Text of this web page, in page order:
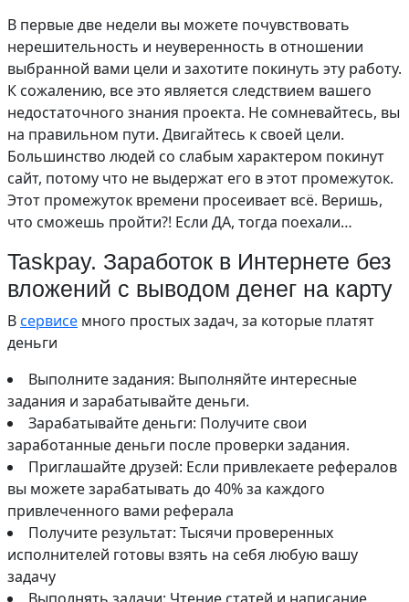
В первые две недели вы можете почувствовать
нерешительность и неуверенность в отношении
выбранной вами цели и захотите покинуть эту работу.
К сожалению, все это является следствием вашего
недостаточного знания проекта. Не сомневайтесь, вы
на правильном пути. Двигайтесь к своей цели.
Большинство людей со слабым характером покинут
сайт, потому что не выдержат его в этот промежуток.
Этот промежуток времени просеивает всё. Веришь,
что сможешь пройти?! Если ДА, тогда поехали…
Taskpay. Заработок в Интернете без
вложений с выводом денег на карту
Всервисе много простых задач, за которые платят
деньги
Выполните задания: Выполняйте интересные
задания и зарабатывайте деньги.
Зарабатывайте деньги: Получите свои
заработанные деньги после проверки задания.
Приглашайте друзей: Если привлекаете рефералов
вы можете зарабатывать до 40% за каждого
привлеченного вами реферала
Получите результат: Тысячи проверенных
исполнителей готовы взять на себя любую вашу
задачу